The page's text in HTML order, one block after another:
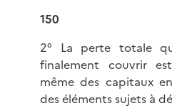
150
2° La perte totale
finalement couvrir
même des capitaux
des éléments sujets à